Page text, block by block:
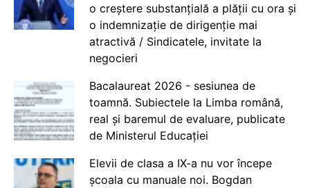
o creștere substanțială a plății cu ora și
o indemnizație de dirigenție mai
atractivă / Sindicatele, invitate la
negocieri
Bacalaureat 2026 - sesiunea de
toamnă. Subiectele la Limba română,
real și baremul de evaluare, publicate
de Ministerul Educației
Elevii de clasa a IX-a nu vor începe
școala cu manuale noi. Bogdan